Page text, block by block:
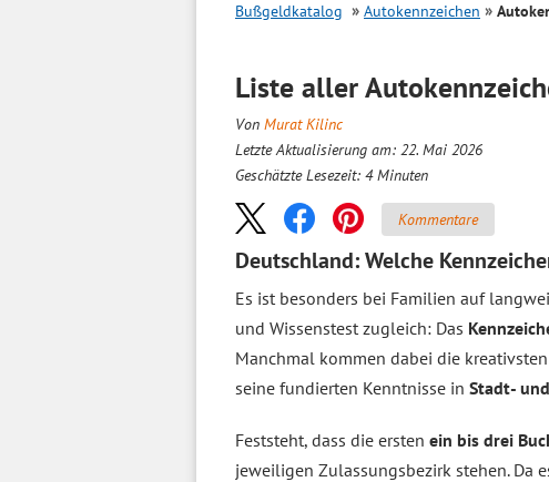
Bußgeldkatalog Autokennzeichen
Liste aller
Von Murat Kilinc
Letzte Aktualisierung am: 22. Mai 2026
Geschätzte Lesezeit: 4 Minuten
Kommentare
Deutschland: Welche
Es ist besonders bei Familien auf
und Wissenstest zugleich: Das
Manchmal kommen dabei die kreativsten
seine fundierten Kenntnisse in Stadt-
Feststeht, dass die ersten ein bis drei
jeweiligen Zulassungsbezirk stehen. Da